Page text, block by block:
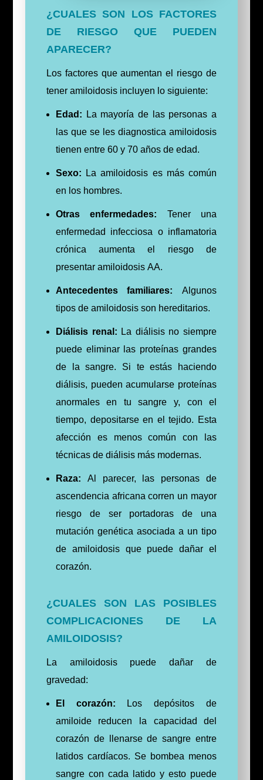
¿CUALES SON LOS FACTORES
DE RIESGO QUE PUEDEN
APARECER?
Los factores que aumentan el riesgo de
tener amiloidosis incluyen lo siguiente:
Edad: La mayoría de las personas a
las que se les diagnostica amiloidosis
tienen entre 60 y 70 años de edad.
Sexo: La amiloidosis es más común
en los hombres.
Otras enfermedades: Tener una
enfermedad infecciosa o inflamatoria
crónica aumenta el riesgo de
presentar amiloidosis AA.
Antecedentes familiares: Algunos
tipos de amiloidosis son hereditarios.
Diálisis renal: La diálisis no siempre
puede eliminar las proteínas grandes
de la sangre. Si te estás haciendo
diálisis, pueden acumularse proteínas
anormales en tu sangre y, con el
tiempo, depositarse en el tejido. Esta
afección es menos común con las
técnicas de diálisis más modernas.
Raza: Al parecer, las personas de
ascendencia africana corren un mayor
riesgo de ser portadoras de una
mutación genética asociada a un tipo
de amiloidosis que puede dañar el
corazón.
¿CUALES SON LAS POSIBLES
COMPLICACIONES DE LA
AMILOIDOSIS?
La amiloidosis puede dañar de
gravedad:
El corazón: Los depósitos de
amiloide reducen la capacidad del
corazón de llenarse de sangre entre
latidos cardíacos. Se bombea menos
sangre con cada latido y esto puede